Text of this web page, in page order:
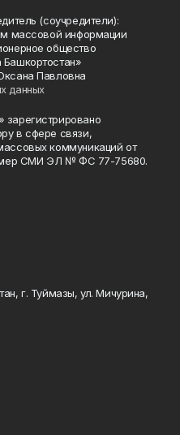
(соучредители):
массовой информации
общество
Павловна
данных
зарегистрировано
в сфере связи,
коммуникаций от
СМИ ЭЛ № ФС 77-75680.
г. Туймазы, ул. Мичурина,